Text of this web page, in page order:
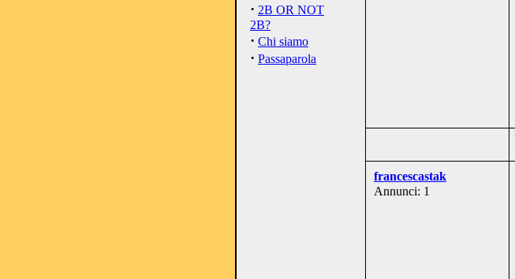
· 2B OR NOT
2B?
· Chi siamo
· Passaparola
francescastak
Annunci: 1